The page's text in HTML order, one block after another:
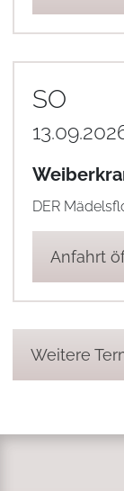
SO
DER
Anfahrt
Weitere